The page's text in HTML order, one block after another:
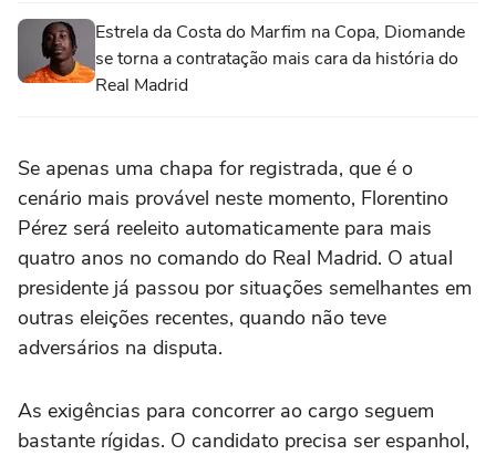
Estrela da Costa do Marfim na Copa, Diomande
se torna a contratação mais cara da história do
Real Madrid
Se apenas uma chapa for registrada, que é o
cenário mais provável neste momento, Florentino
Pérez será reeleito automaticamente para mais
quatro anos no comando do Real Madrid. O atual
presidente já passou por situações semelhantes em
outras eleições recentes, quando não teve
adversários na disputa.
As exigências para concorrer ao cargo seguem
bastante rígidas. O candidato precisa ser espanhol,